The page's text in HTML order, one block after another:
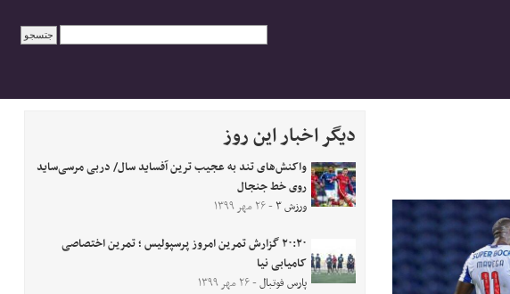
دیگر اخبار این روز
واکنش‌های تند به عجیب ترین آفساید سال/ دربی مرسی‌ساید
روی خط جنجال
ورزش ۳
- ۲۶ مهر ۱۳۹۹
۲۰:۲۰ گزارش تمرین امروز پرسپولیس ؛ تمرین اختصاصی
کامیابی نیا
پارس فوتبال- ۲۶ مهر ۱۳۹۹